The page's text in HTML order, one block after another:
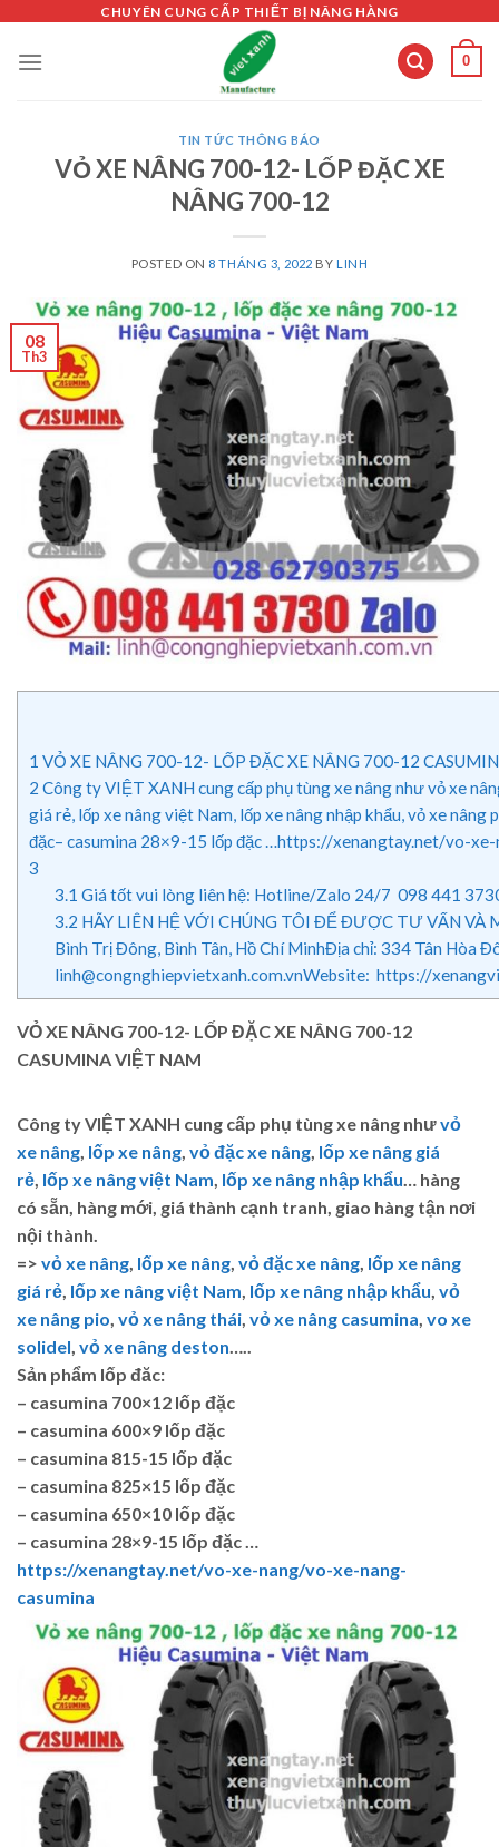
content
CHUYÊN CUNG CẤP THIẾT BỊ NÂNG HÀNG
0
TIN TỨC THÔNG BÁO
VỎ XE NÂNG 700-12- LỐP ĐẶC XE
NÂNG 700-12
POSTED ON 8 THÁNG 3, 2022 BY LINH
08
Th3
1 VỎ XE NÂNG 700-12- LỐP ĐẶC XE NÂNG 700-12
2 Công ty VIỆT XANH cung cấp phụ tùng xe nâng như vỏ xe
giá rẻ, lốp xe nâng việt Nam, lốp xe nâng nhập khẩu, vỏ xe
đặc– casumina 28×9-15 lốp đặc …https://xenangtay.net/vo-
3
3.1 Giá tốt vui lòng liên hệ: Hotline/Zalo 24/7 098 441
3.2 HÃY LIÊN HỆ VỚI CHÚNG TÔI ĐỂ ĐƯỢC TƯ VẤN
Bình Trị Đông, Bình Tân, Hồ Chí MinhĐịa chỉ: 334 Tân Hòa
linh@congnghiepvietxanh.com.vnWebsite: https://
VỎ XE NÂNG 700-12- LỐP ĐẶC XE NÂNG 700-12
CASUMINA VIỆT NAM
Công ty VIỆT XANH cung cấp phụ tùng xe nâng nhưvỏ
xe nâng lốp xe nâng vỏ đặc xe nâng lốp xe nâng giá
rẻ lốp xe nâng việt Nam lốp xe nâng nhập khẩu … hàng
có sẵn, hàng mới, giá thành cạnh tranh, giao hàng tận nơi
nội thành.
=> vỏ xe nâng lốp xe nâng vỏ đặc xe nâng lốp xe nâng
giá rẻ lốp xe nâng việt Nam lốp xe nâng nhập khẩu vỏ
xe nâng pio vỏ xe nâng thái vỏ xe nâng casumina vo xe
solidel vỏ xe nâng deston
Sản phẩm lốp đăc:
– casumina 700×12 lốp đặc
– casumina 600×9 lốp đặc
– casumina 815-15 lốp đặc
– casumina 825×15 lốp đặc
– casumina 650×10 lốp đặc
– casumina 28×9-15 lốp đặc …
https://xenangtay.net/vo-xe-nang/vo-xe-nang-
casumina